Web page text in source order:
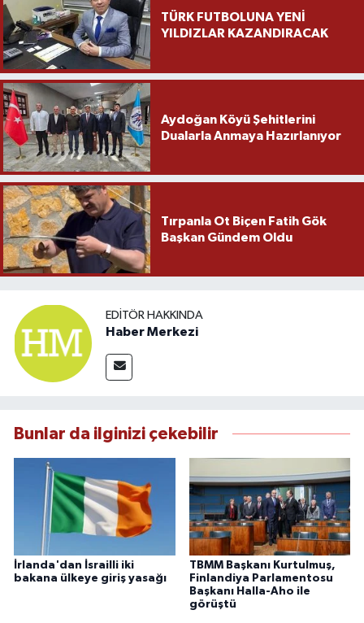
TÜRK FUTBOLUNA YENİ
YILDIZLAR KAZANDIRACAK
Aydoğan Köyü Şehitlerini
Dualarla Anmaya Hazırlanıyor
Tırpanla Ot Biçen Fatih Gök
Başkan Gündem Oldu
EDITÖR HAKKINDA
Haber Merkezi
Bunlar da ilginizi çekebilir
İrlanda'dan İsrailli iki
bakana ülkeye giriş yasağı
TBMM Başkanı Kurtulmuş,
Finlandiya Parlamentosu
Başkanı Halla-Aho ile
görüştü